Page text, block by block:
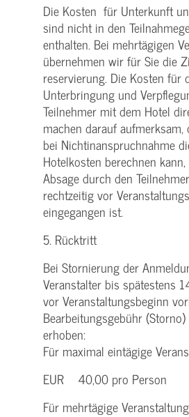
Die Kosten für Unterkunft
sind nicht in den
enthalten. Bei mehrtägigen
übernehmen wir für Sie die
reservierung. Die Kosten für
Unterbringung und
Teilnehmer mit dem Hotel
machen darauf aufmerksam,
bei Nichtinanspruchnahme
Hotelkosten berechnen
Absage durch den
rechtzeitig vor
eingegangen ist.
5. Rücktritt
Bei Stornierung der
Veranstalter bis spätestens
vor Veranstaltungsbeginn
Bearbeitungsgebühr
erhoben:
Für maximal eintägige
EUR 40,00 pro Person
Für mehrtägige